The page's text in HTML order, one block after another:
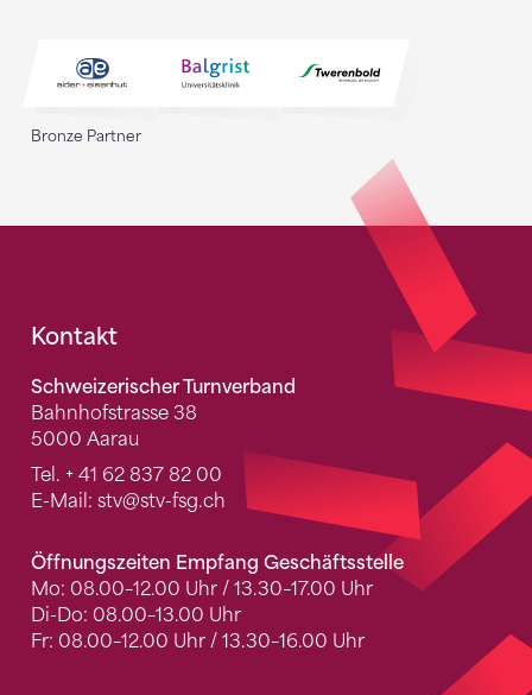
Bronze Partner
Fusszeile
Kontakt
Schweizerischer Turnverband
Bahnhofstrasse 38
5000 Aarau
Tel. + 41 62 837 82 00
E-Mail: stv@stv-fsg.ch
Öffnungszeiten Empfang Geschäftsstelle
Mo: 08.00–12.00 Uhr / 13.30–17.00 Uhr
Di-Do: 08.00–13.00 Uhr
Fr: 08.00–12.00 Uhr / 13.30–16.00 Uhr